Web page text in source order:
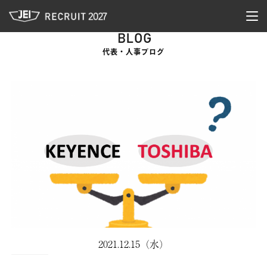
代表・人事ブログ
2021.12.15（水）